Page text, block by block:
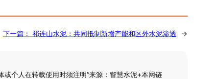
下一篇： 祁连山水泥：共同抵制新增产能和区外水泥渗透 →
或个人在转载使用时须注明“来源：智慧水泥+本网链